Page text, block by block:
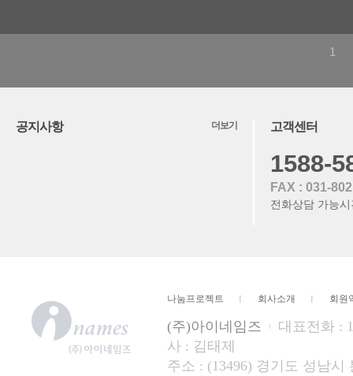
1
공지사항 더보기 고객센터
1588-
FAX : 031-
전화상담 가능
나눔프로젝트 회사소개 회원
(주)아이네임즈
대표전화 :
사 : 김태제
주소 : (13496) 경기도 성남